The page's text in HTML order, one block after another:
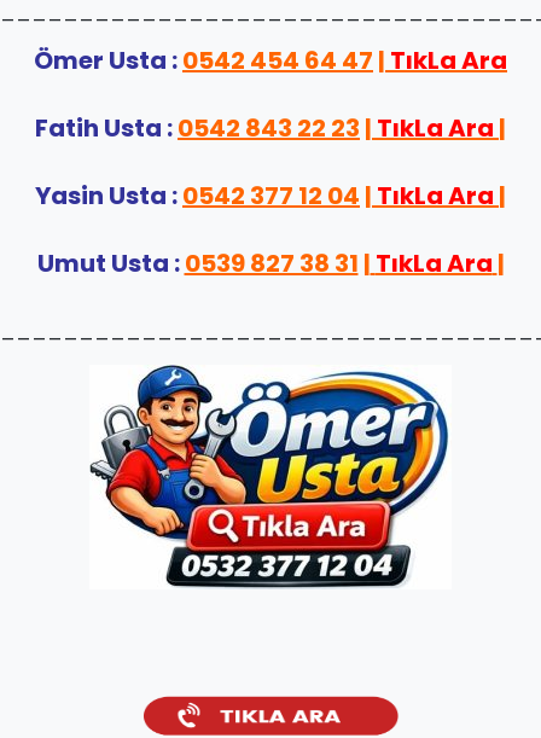
Ömer Usta :0542 454 64 47 | TıkLa Ara
Fatih Usta :0542 843 22 23 | TıkLa Ara |
Yasin Usta :0542 377 12 04 | TıkLa Ara |
Umut Usta :0539 827 38 31 | TıkLa Ara |